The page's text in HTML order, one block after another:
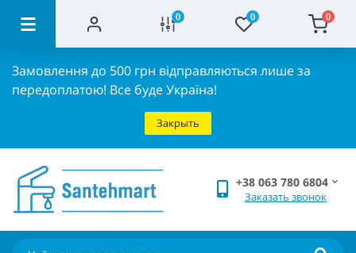
0 0 0
Замовлення до 500 грн відправляються лише за
передоплатою! Все буде Україна!
Закрыть
+38 063 780 6804
Заказать звонок